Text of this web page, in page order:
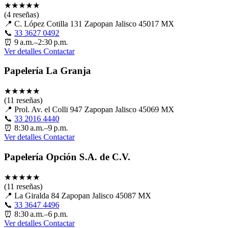
★★★★★
(4 reseñas)
📍 C. López Cotilla 131 Zapopan Jalisco 45017 MX
📞 33 3627 0492
⏰ 9 a.m.–2:30 p.m.
Ver detalles Contactar
Papelería La Granja
★★★★★
(11 reseñas)
📍 Prol. Av. el Colli 947 Zapopan Jalisco 45069 MX
📞 33 2016 4440
⏰ 8:30 a.m.–9 p.m.
Ver detalles Contactar
Papelería Opción S.A. de C.V.
★★★★★
(11 reseñas)
📍 La Giralda 84 Zapopan Jalisco 45087 MX
📞 33 3647 4496
⏰ 8:30 a.m.–6 p.m.
Ver detalles Contactar